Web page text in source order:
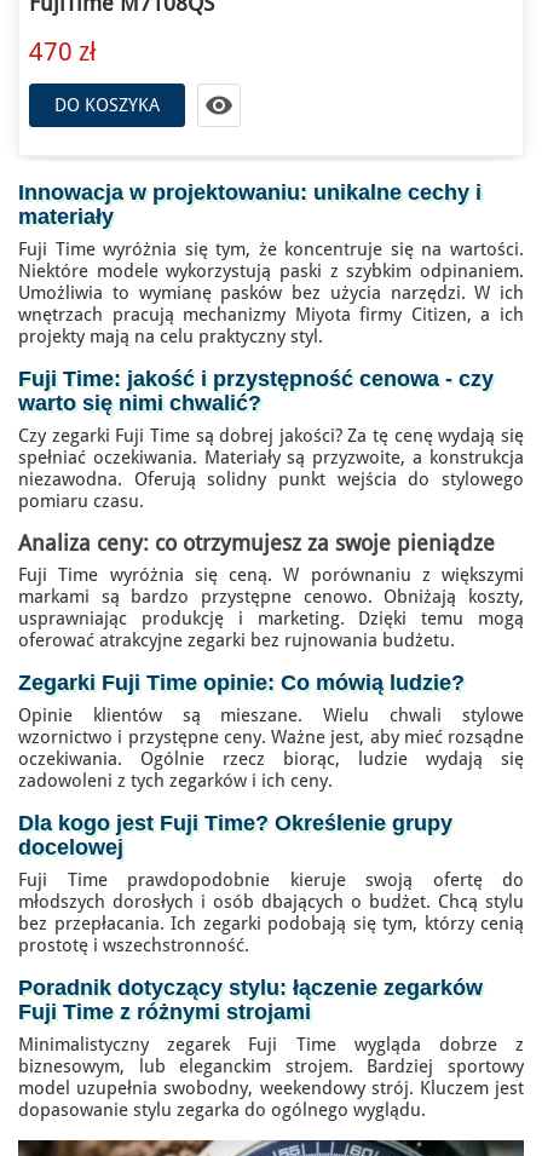
470 zł
DO KOSZYKA 
Innowacja w projektowaniu: unikalne cechy i
materiały
Fuji Time wyróżnia się tym, że koncentruje się na wartości.
Niektóre modele wykorzystują paski z szybkim odpinaniem.
Umożliwia to wymianę pasków bez użycia narzędzi. W ich
wnętrzach pracują mechanizmy Miyota firmy Citizen, a ich
projekty mają na celu praktyczny styl.
Fuji Time: jakość i przystępność cenowa - czy
warto się nimi chwalić?
Czy zegarki Fuji Time są dobrej jakości? Za tę cenę wydają się
spełniać oczekiwania. Materiały są przyzwoite, a konstrukcja
niezawodna. Oferują solidny punkt wejścia do stylowego
pomiaru czasu.
Analiza ceny: co otrzymujesz za swoje pieniądze
Fuji Time wyróżnia się ceną. W porównaniu z większymi
markami są bardzo przystępne cenowo. Obniżają koszty,
usprawniając produkcję i marketing. Dzięki temu mogą
oferować atrakcyjne zegarki bez rujnowania budżetu.
Zegarki Fuji Time opinie: Co mówią ludzie?
Opinie klientów są mieszane. Wielu chwali stylowe
wzornictwo i przystępne ceny. Ważne jest, aby mieć rozsądne
oczekiwania. Ogólnie rzecz biorąc, ludzie wydają się
zadowoleni z tych zegarków i ich ceny.
Dla kogo jest Fuji Time? Określenie grupy
docelowej
Fuji Time prawdopodobnie kieruje swoją ofertę do
młodszych dorosłych i osób dbających o budżet. Chcą stylu
bez przepłacania. Ich zegarki podobają się tym, którzy cenią
prostotę i wszechstronność.
Poradnik dotyczący stylu: łączenie zegarków
Fuji Time z różnymi strojami
Minimalistyczny zegarek Fuji Time wygląda dobrze z
biznesowym, lub eleganckim strojem. Bardziej sportowy
model uzupełnia swobodny, weekendowy strój. Kluczem jest
dopasowanie stylu zegarka do ogólnego wyglądu.